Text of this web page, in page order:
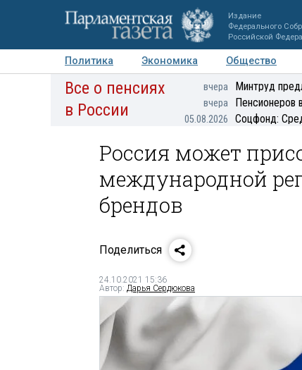
Издание
Федерального
Российской
Политика Экономика Общество
Авторы Персоны Мнения
Все о пенсиях
в России
вчера Минтруд
вчера Пенсионеров
05.08.2026 Соцфонд:
Россия может
международной
брендов
Поделиться
24.10.2021 15:36
Автор: Дарья Сердюкова